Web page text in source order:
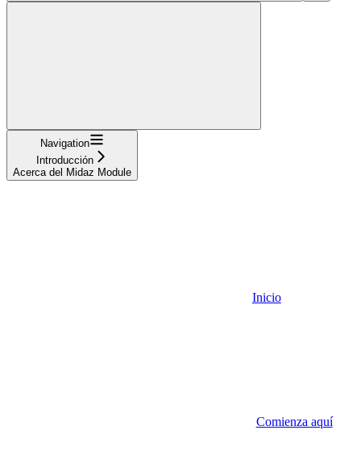
Navigation
Introducción
Acerca del Midaz Module
Inicio
Comienza aquí